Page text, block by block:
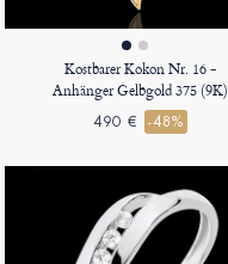
Kostbarer Kokon Nr. 16 -
Anhänger Gelbgold 375 (9K)
490 € -48%